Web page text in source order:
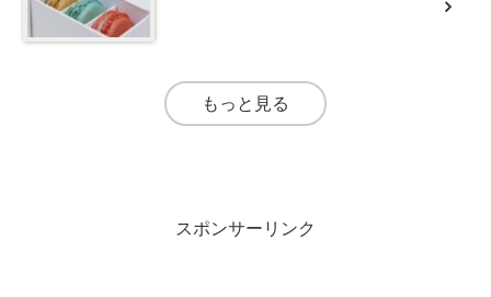
もっと見る
スポンサーリンク